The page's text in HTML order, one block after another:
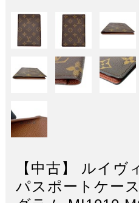
【中古】 ルイヴ
パスポートケー